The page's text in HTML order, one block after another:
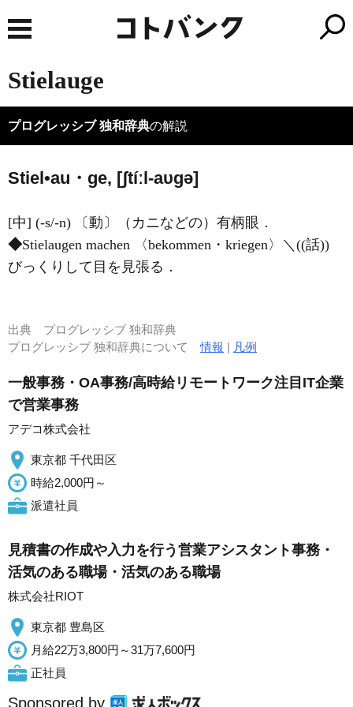
Stielauge
プログレッシブ 独和辞典の解説
Stiel•au・ge, [ʃtíːl-aυɡə]
[中] (-s/-n) 〔動〕（カニなどの）有柄眼．
◆Stielaugen machen 〈bekommen・kriegen〉＼((話))
びっくりして目を見張る．
出典 プログレッシブ 独和辞典
プログレッシブ 独和辞典について情報 | 凡例
一般事務・OA事務/高時給リモートワーク注目IT企業
で営業事務
アデコ株式会社
東京都 千代田区
時給2,000円～
派遣社員
見積書の作成や入力を行う営業アシスタント事務・
活気のある職場・活気のある職場
株式会社RIOT
東京都 豊島区
月給22万3,800円～31万7,600円
正社員
Sponsored by